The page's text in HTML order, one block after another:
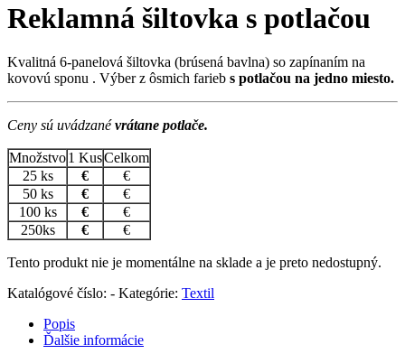
Reklamná šiltovka s potlačou
Kvalitná 6-panelová šiltovka (brúsená bavlna) so zapínaním na
kovovú sponu . Výber z ôsmich farieb s potlačou na jedno miesto.
Ceny sú uvádzanévrátane potlače.
Množstvo1 KusCelkom
25 ks
€
€
50 ks
€
€
100 ks
€
€
250ks
€ €
Tento produkt nie je momentálne na sklade a je preto nedostupný.
Katalógové číslo: - Kategórie: Textil
Popis
Ďalšie informácie